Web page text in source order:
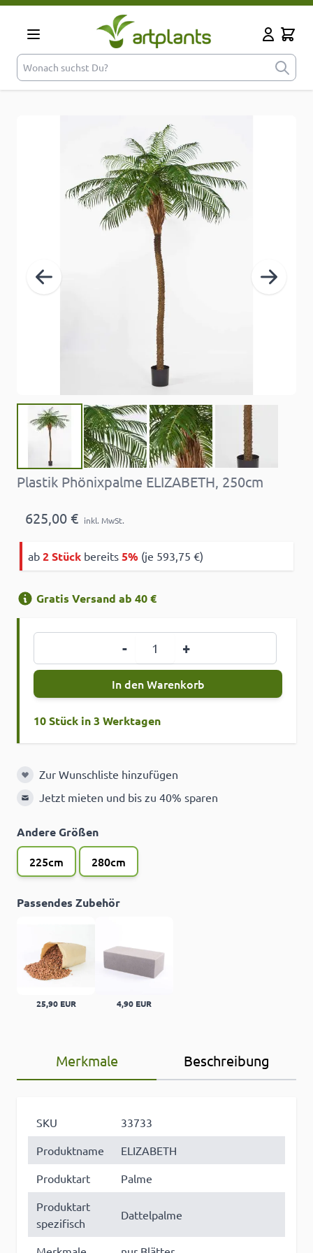
Zum Inhalt springen
Cart
Plastik Phönixpalme ELIZABETH, 250cm
625,00 € inkl. MwSt.
ab 2 Stück bereits 5% (je 593,75 €)
Gratis Versand ab 40 €
- +
In den Warenkorb
10 Stück in 3 Werktagen
Zur Wunschliste hinzufügen
Zur Wunschliste hinzufügen
Jetzt mieten und bis zu 40% sparen
Andere Größen
225cm 280cm
Passendes Zubehör
25,90 EUR 4,90 EUR
Merkmale Beschreibung
SKU
33733
Produktname
ELIZABETH
Produktart
Palme
Produktart
spezifisch
Dattelpalme